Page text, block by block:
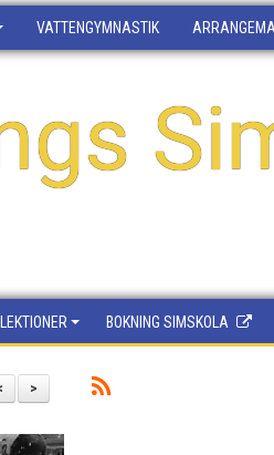
VATTENGYMNASTIK
BOKNING SIMSKOLA
>